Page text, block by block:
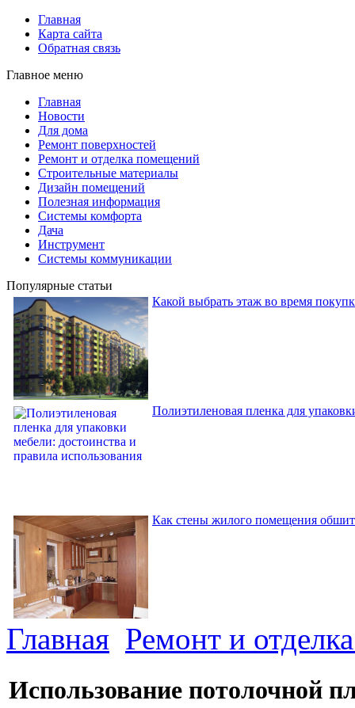
Главная
Карта сайта
Обратная связь
Главное меню
Главная
Новости
Для дома
Ремонт поверхностей
Ремонт и отделка помещений
Строительные материалы
Дизайн помещений
Полезная информация
Системы комфорта
Дача
Инструмент
Системы коммуникации
Популярные статьи
Какой выбрать этаж во время
Полиэтиленовая пленка для
Как стены жилого помещения
Главная Ремонт и
Использование потолочной